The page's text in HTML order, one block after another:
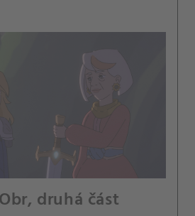
druhá část